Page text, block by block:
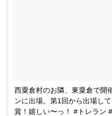
西粟倉村のお隣、東粟倉で開
ンに出場。第1回から出場し
賞！嬉しい〜っ！ #トレラン